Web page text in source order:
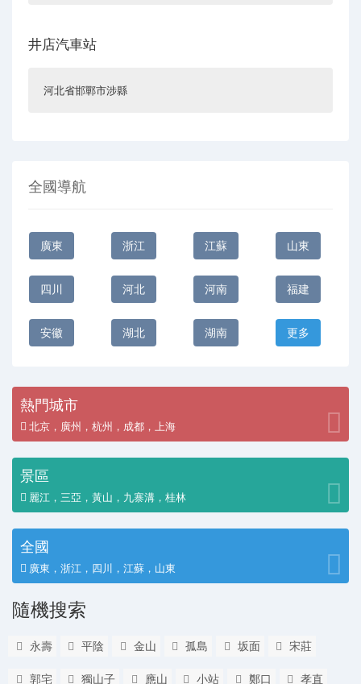
井店汽車站
河北省邯鄲市涉縣
全國導航
廣東 浙江 江蘇 山東
四川 河北 河南 福建
安徽 湖北 湖南 更多
熱門城市
北京，廣州，杭州，成都，上海
景區
麗江，三亞，黃山，九寨溝，桂林
全國
廣東，浙江，四川，江蘇，山東
隨機搜索
永壽 平陰 金山 孤島 坂面 宋莊
郭宅 獨山子 應山 小站 鄭口 孝直